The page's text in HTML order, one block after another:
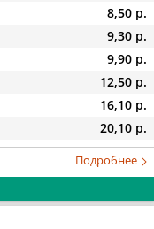
8,50 р.
9,30 р.
9,90 р.
12,50 р.
16,10 р.
20,10 р.
Подробнее